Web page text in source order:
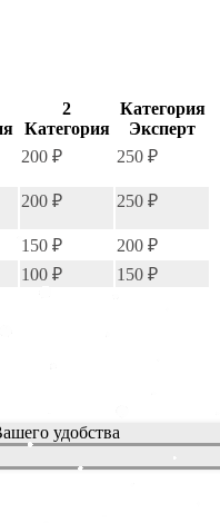
2
Категория
Категория
Эксперт
200 ₽ 250 ₽
200 ₽ 250 ₽
150 ₽
200 ₽
100 ₽ 150 ₽
удобства